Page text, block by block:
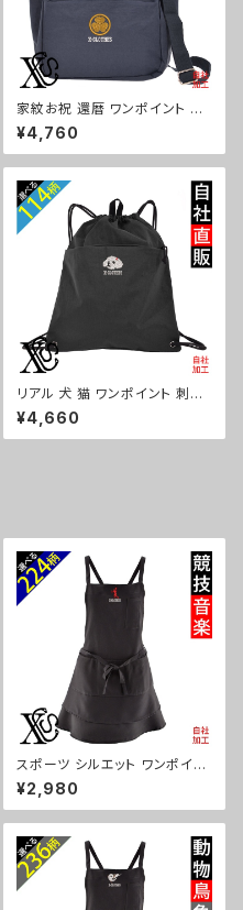
家紋お祝 還暦 ワンポイント 刺
繍トート ショルダーバッグ カジ
ュアル 軽量 レディース メンズ
雑貨 グッズ 自社ブランド 柄 丸
木瓜 蔦 桐 ロゴ スカル ori-a-b
g181-b07-s
¥4,760
リアル 犬 猫 ワンポイント 刺繍
撥水 ナイロン ナップサック メン
ズ 大容量 ジム サブバッグ レデ
ィース 雑貨 グッズ 自社ブランド
¥4,660
スポーツ シルエット ワンポイン
ト 刺繍 エプロン ワンピース レ
ディース 撥水加工 おしゃれ か
わいい フリル ティアード フレア
ロン リボン ブラック 黒 グッズ
文字 面白い おもしろ 卒団 記念
品 部活 卒業 ori-a-tao13-b0
8-s
¥2,980